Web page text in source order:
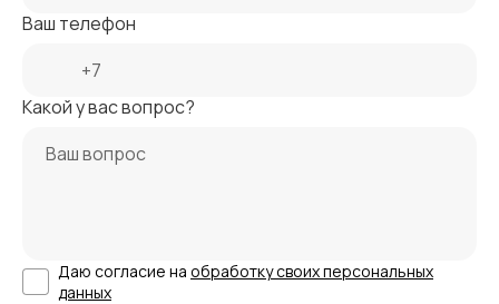
Ваш телефон
Какой у вас вопрос?
Даю согласие на обработку своих персональных
данных